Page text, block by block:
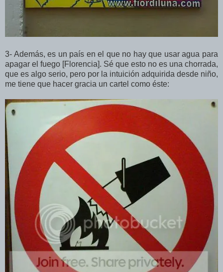
3- Además, es un país en el que no hay que usar agua para
apagar el fuego [Florencia]. Sé que esto no es una chorrada,
que es algo serio, pero por la intuición adquirida desde niño,
me tiene que hacer gracia un cartel como éste: